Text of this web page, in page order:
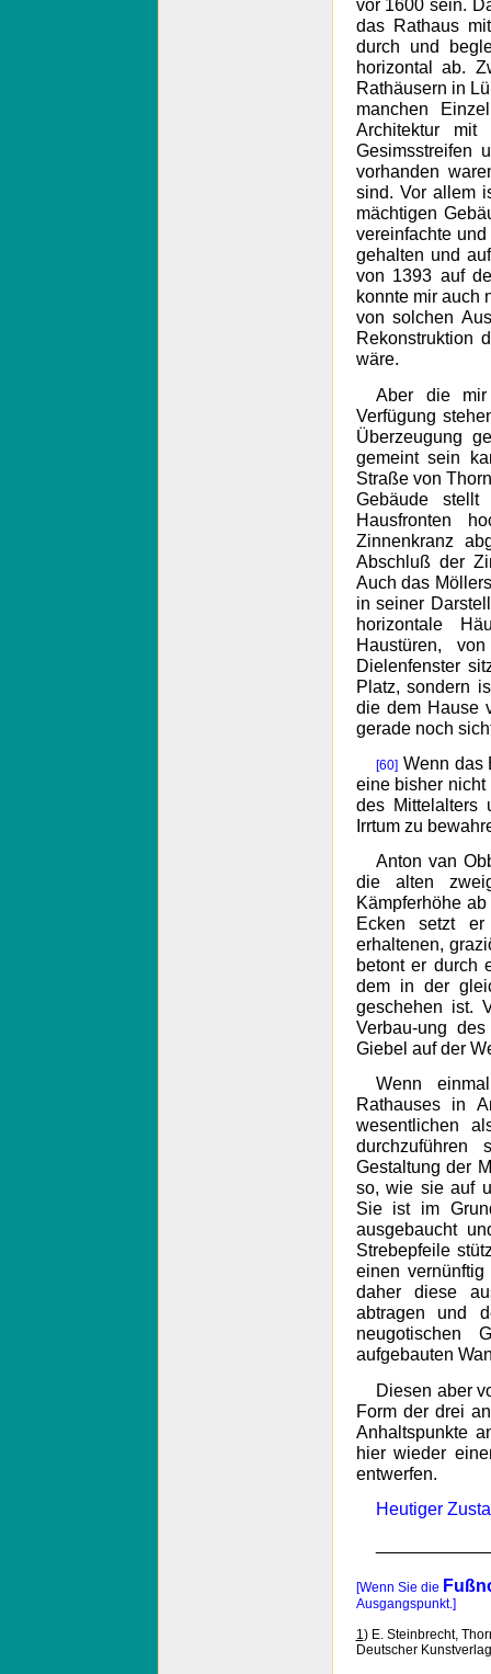
vor 1600 sein.
das Rathaus
durch und
horizontal ab.
Rathäusern in
manchen
Architektur
Gesimsstreifen
vorhanden
sind. Vor allem
mächtigen
vereinfachte
gehalten und
von 1393 auf
konnte mir auch
von solchen
Rekonstruktion
wäre.
Aber die mir
Verfügung
Überzeugung
gemeint sein
Straße von
Gebäude
Hausfronten
Zinnenkranz
Abschluß der
Auch das
in seiner
horizontale
Haustüren,
Dielenfenster
Platz, sondern
die dem Hause
gerade noch
[60] Wenn das
eine bisher nicht
des Mittelalters
Irrtum zu
Anton van
die alten
Kämpferhöhe
Ecken setzt
erhaltenen,
betont er durch
dem in der
geschehen ist.
Verbau-ung
Giebel auf der
Wenn
Rathauses in
wesentlichen
Gestaltung der
so, wie sie auf
Sie ist im
ausgebaucht
Strebepfeile
einen
daher diese
abtragen und
neugotischen
aufgebauten
Diesen aber
Form der drei
Anhaltspunkte
hier wieder
entwerfen.
Heutiger
[Wenn Sie die
Ausgangspunkt.]
1 ) E. Steinbrecht,
Deutscher